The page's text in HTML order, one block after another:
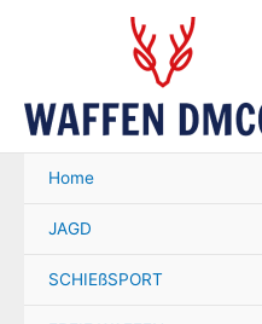
Home
JAGD
SCHIEßSPORT